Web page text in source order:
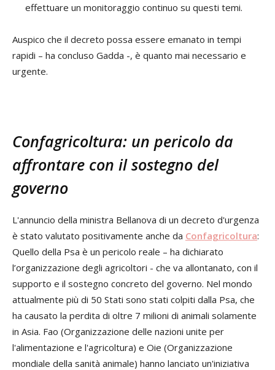
effettuare un monitoraggio continuo su questi temi.
Auspico che il decreto possa essere emanato in tempi
rapidi – ha concluso Gadda -, è quanto mai necessario e
urgente.
Confagricoltura: un pericolo da
affrontare con il sostegno del
governo
L'annuncio della ministra Bellanova di un decreto d'urgenza
è stato valutato positivamente anche da Confagricoltura:
Quello della Psa è un pericolo reale – ha dichiarato
l’organizzazione degli agricoltori - che va allontanato, con il
supporto e il sostegno concreto del governo. Nel mondo
attualmente più di 50 Stati sono stati colpiti dalla Psa, che
ha causato la perdita di oltre 7 milioni di animali solamente
in Asia. Fao (Organizzazione delle nazioni unite per
l'alimentazione e l'agricoltura) e Oie (Organizzazione
mondiale della sanità animale) hanno lanciato un'iniziativa